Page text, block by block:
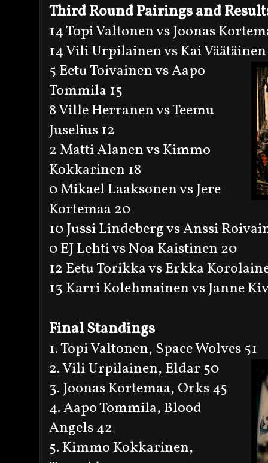
Third Round Pairings and
14 Topi Valtonen vs Joonas
14 Vili Urpilainen vs Kai
5 Eetu Toivainen vs Aapo
Tommila 15
8 Ville Herranen vs Teemu
Juselius 12
2 Matti Alanen vs Kimmo
Kokkarinen 18
0 Mikael Laaksonen vs Jere
Kortemaa 20
10 Jussi Lindeberg vs Anssi
0 EJ Lehti vs Noa Kaistinen 20
12 Eetu Torikka vs Erkka
13 Karri Kolehmainen vs Janne
Final Standings
1. Topi Valtonen, Space Wolves 51
2. Vili Urpilainen, Eldar 50
3. Joonas Kortemaa, Orks 45
4. Aapo Tommila, Blood
Angels 42
5. Kimmo Kokkarinen,